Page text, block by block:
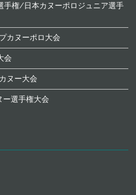
手権/日本カヌーポロジュニア選手
カヌーポロ大会
会
ヌー大会
ー選手権大会